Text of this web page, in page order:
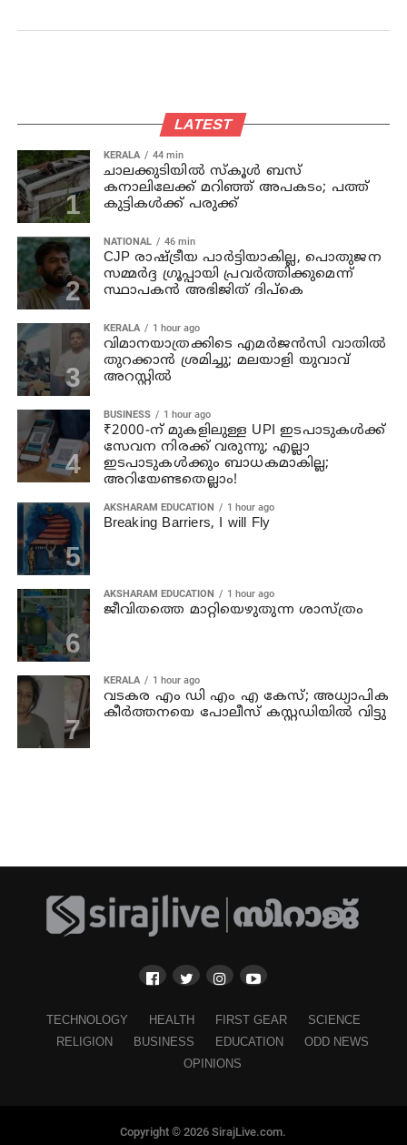
LATEST
KERALA 44 min
ചാലക്കുടിയില്‍ സ്‌കൂള്‍ ബസ്
കനാലിലേക്ക് മറിഞ്ഞ് അപകടം; പത്ത്
കുട്ടികള്‍ക്ക് പരുക്ക്
NATIONAL 46 min
CJP രാഷ്ട്രീയ പാര്‍ട്ടിയാകില്ല, പൊതുജന
സമ്മർദ്ദ ഗ്രൂപ്പായി പ്രവർത്തിക്കുമെന്ന്
സ്ഥാപകൻ അഭിജിത് ദിപ്കെ
KERALA 1 hour ago
വിമാനയാത്രക്കിടെ എമര്‍ജന്‍സി വാതില്‍
തുറക്കാന്‍ ശ്രമിച്ചു; മലയാളി യുവാവ്
അറസ്റ്റില്‍
BUSINESS 1 hour ago
₹2000-ന് മുകളിലുള്ള UPI ഇടപാടുകൾക്ക്
സേവന നിരക്ക് വരുന്നു; എല്ലാ
ഇടപാടുകൾക്കും ബാധകമാകില്ല;
അറിയേണ്ടതെല്ലാം!
AKSHARAM EDUCATION 1 hour ago
Breaking Barriers, I will Fly
AKSHARAM EDUCATION 1 hour ago
ജീവിതത്തെ മാറ്റിയെഴുതുന്ന ശാസ്ത്രം
KERALA 1 hour ago
വടകര എം ഡി എം എ കേസ്; അധ്യാപിക
കീര്‍ത്തനയെ പോലീസ് കസ്റ്റഡിയില്‍ വിട്ടു
TECHNOLOGY HEALTH FIRST GEAR
SCIENCE
RELIGION
BUSINESS EDUCATION
ODD NEWS
OPINIONS
Copyright © 2026 SirajLive.com.